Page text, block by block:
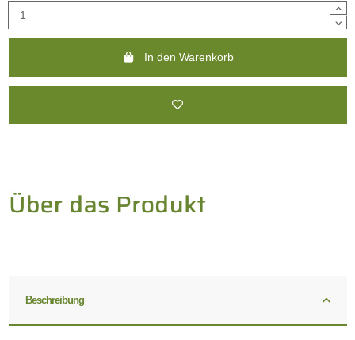
In den Warenkorb
Beschreibung